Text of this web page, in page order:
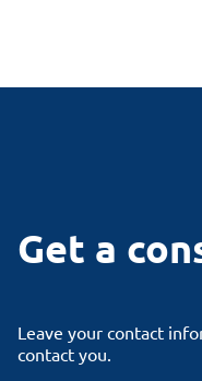
Get a
Leave your contact
contact you.